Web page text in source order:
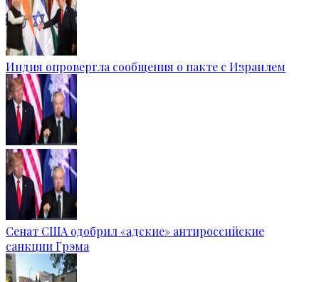
Индия опровергла сообщения о пакте с Израилем
Сенат США одобрил «адские» антироссийские
санкции Грэма